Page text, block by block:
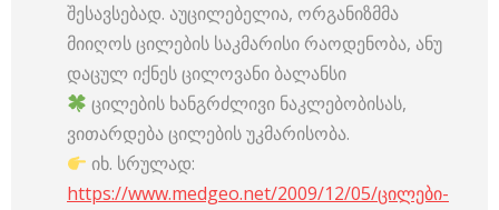
შესავსებად. აუცილებელია, ორგანიზმმა
მიიღოს ცილების საკმარისი რაოდენობა, ანუ
დაცულ იქნეს ცილოვანი ბალანსი
ცილების ხანგრძლივი ნაკლებობისას,
ვითარდება ცილების უკმარისობა.
იხ. სრულად:
https://www.medgeo.net/2009/12/05/ცილები-